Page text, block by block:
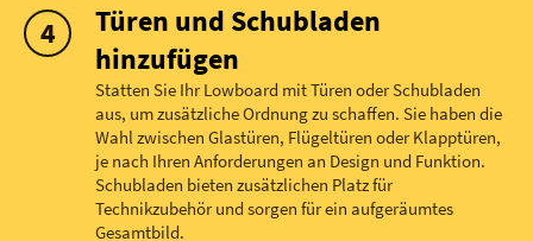
Türen und Schubladen
hinzufügen
Statten Sie Ihr Lowboard mit Türen oder Schubladen
aus, um zusätzliche Ordnung zu schaffen. Sie haben die
Wahl zwischen Glastüren, Flügeltüren oder Klapptüren,
je nach Ihren Anforderungen an Design und Funktion.
Schubladen bieten zusätzlichen Platz für
Technikzubehör und sorgen für ein aufgeräumtes
Gesamtbild.